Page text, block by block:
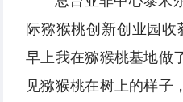
际猕猴桃创新创业园收
早上我在猕猴桃基地做
见猕猴桃在树上的样子